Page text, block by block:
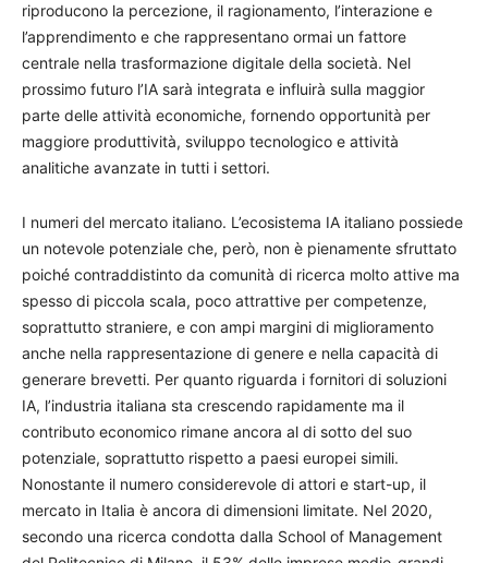
riproducono la percezione, il ragionamento, l’interazione e
l’apprendimento e che rappresentano ormai un fattore
centrale nella trasformazione digitale della società. Nel
prossimo futuro l’IA sarà integrata e influirà sulla maggior
parte delle attività economiche, fornendo opportunità per
maggiore produttività, sviluppo tecnologico e attività
analitiche avanzate in tutti i settori.
I numeri del mercato italiano. L’ecosistema IA italiano possiede
un notevole potenziale che, però, non è pienamente sfruttato
poiché contraddistinto da comunità di ricerca molto attive ma
spesso di piccola scala, poco attrattive per competenze,
soprattutto straniere, e con ampi margini di miglioramento
anche nella rappresentazione di genere e nella capacità di
generare brevetti. Per quanto riguarda i fornitori di soluzioni
IA, l’industria italiana sta crescendo rapidamente ma il
contributo economico rimane ancora al di sotto del suo
potenziale, soprattutto rispetto a paesi europei simili.
Nonostante il numero considerevole di attori e start-up, il
mercato in Italia è ancora di dimensioni limitate. Nel 2020,
secondo una ricerca condotta dalla School of Management